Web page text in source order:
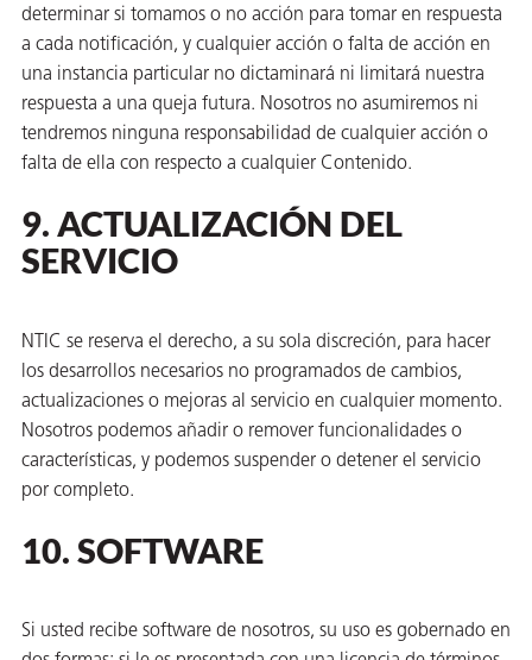
determinar si tomamos o no acción para tomar en respuesta
a cada notificación, y cualquier acción o falta de acción en
una instancia particular no dictaminará ni limitará nuestra
respuesta a una queja futura. Nosotros no asumiremos ni
tendremos ninguna responsabilidad de cualquier acción o
falta de ella con respecto a cualquier Contenido.
9. ACTUALIZACIÓN DEL
SERVICIO
NTIC se reserva el derecho, a su sola discreción, para hacer
los desarrollos necesarios no programados de cambios,
actualizaciones o mejoras al servicio en cualquier momento.
Nosotros podemos añadir o remover funcionalidades o
características, y podemos suspender o detener el servicio
por completo.
10. SOFTWARE
Si usted recibe software de nosotros, su uso es gobernado en